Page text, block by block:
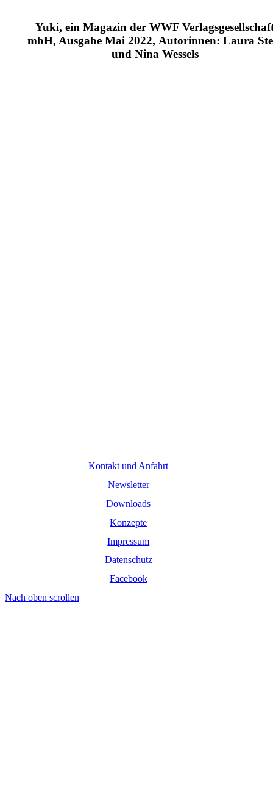
Yuki, ein Magazin der WWF
mbH, Ausgabe Mai 2022, Autorinnen: Laura
und Nina Wessels
Kontakt und Anfahrt
Newsletter
Downloads
Konzepte
Impressum
Datenschutz
Facebook
Nach oben scrollen